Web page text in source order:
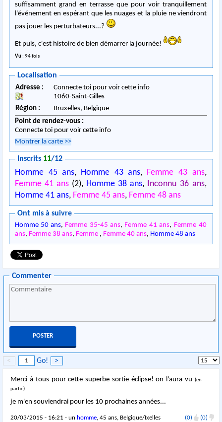
suffisamment grand en terrasse que pour voir tranquillement
l'événement en espérant que les nuages et la pluie ne viendront
pas jouer les perturbateurs...?
Et puis, c'est histoire de bien démarrer la journée!
Vu : 94 fois
Localisation
Adresse :
Connecte toi pour voir cette info
1060-Saint-Gilles
Région :
Bruxelles, Belgique
Point de rendez-vous :
Connecte toi pour voir cette info
Montrer la carte >>
Inscrits 11/12
Homme 45 ans, Homme 43 ans, Femme 43 ans,
Femme 41 ans (2), Homme 38 ans, Inconnu 36 ans,
Homme 41 ans, Femme 45 ans, Femme 48 ans
Ont mis à suivre
Homme 50 ans, Femme 35-45 ans, Femme 41 ans, Femme 40
ans, Femme 38 ans, Femme , Femme 40 ans, Homme 48 ans
Commenter
< Go! >
Merci à tous pour cette superbe sortie éclipse! on l'aura vu (en
partie)
je m'en souviendrai pour les 10 prochaines années...
20/03/2015 - 16:21 - un homme, 45 ans, Belgique/Ixelles (0) (0)